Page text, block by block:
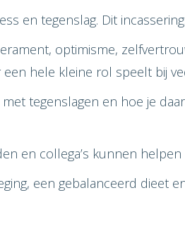
en tegenslag. Dit
optimisme,
hele kleine rol speelt bij
met tegenslagen en hoe je
en collega’s kunnen helpen
een gebalanceerd dieet